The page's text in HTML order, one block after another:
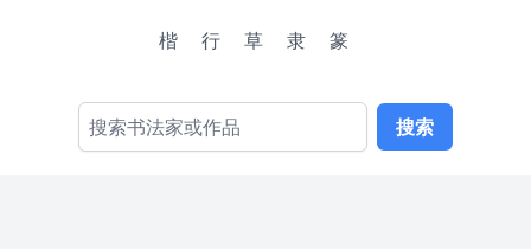
楷 行 草 隶 篆
搜索